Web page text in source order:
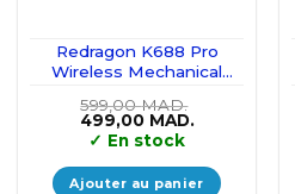
Redragon K688 Pro
Wireless Mechanical
599,00MAD.
Le
prix
initial
était :
599,00 MAD..
499,00 MAD.Le
est :
499,00 MAD..
✓ En stock
Ajouter au panier